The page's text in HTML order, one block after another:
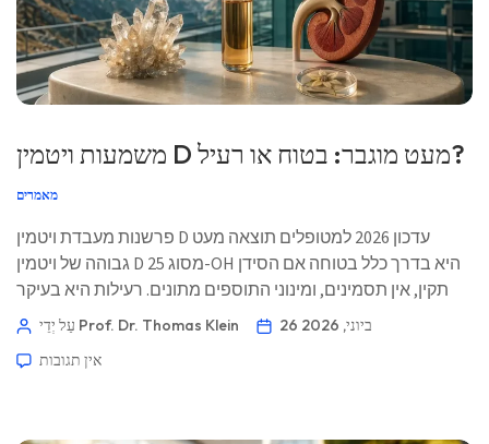
משמעות ויטמין D מעט מוגבר: בטוח או רעיל?
מאמרים
פרשנות מעבדת ויטמין D עדכון 2026 למטופלים תוצאה מעט
גבוהה של ויטמין D מסוג 25-OH היא בדרך כלל בטוחה אם הסידן
תקין, אין תסמינים, ומינוני התוספים מתונים. רעילות היא בעיקר
בעיית סידן, לא בעיית מספר. 📖 ~11 דקות 📅 26 ביוני 2026 📝
עַל יְדֵי Prof. Dr. Thomas Klein
26 ביוני, 2026
אין תגובות